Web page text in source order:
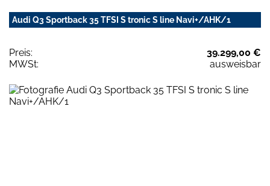
Audi Q3 Sportback 35 TFSI S tronic S line Navi+/AHK/1
Preis:
39.299,00 €
MWSt:
ausweisbar